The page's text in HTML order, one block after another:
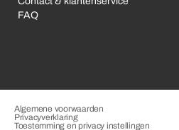
FAQ
Algemene voorwaarden
Privacyverklaring
Toestemming en privacy instellingen